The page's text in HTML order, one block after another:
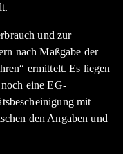
und zur
nach Maßgabe der
ermittelt. Es liegen
eine EG-
mit
den Angaben und